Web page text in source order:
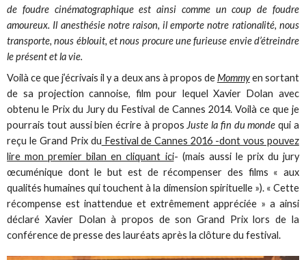
de foudre cinématographique est ainsi comme un coup de foudre
amoureux. Il anesthésie notre raison, il emporte notre rationalité, nous
transporte, nous éblouit, et nous procure une furieuse envie d’étreindre
le présent et la vie.
Voilà ce que j’écrivais il y a deux ans à propos deMommyen sortant
de sa projection cannoise, film pour lequel Xavier Dolan avec
obtenu le Prix du Jury du Festival de Cannes 2014. Voilà ce que je
pourrais tout aussi bien écrire à proposJuste la fin du monde qui a
reçu le Grand Prix du Festival de Cannes 2016 -dont vous pouvez
lire mon premier bilan en cliquant ici- (mais aussi le prix du jury
œcuménique dont le but est de récompenser des films « aux
qualités humaines qui touchent à la dimension spirituelle »). « Cette
récompense est inattendue et extrêmement appréciée » a ainsi
déclaré Xavier Dolan à propos de son Grand Prix lors de la
conférence de presse des lauréats après la clôture du festival.